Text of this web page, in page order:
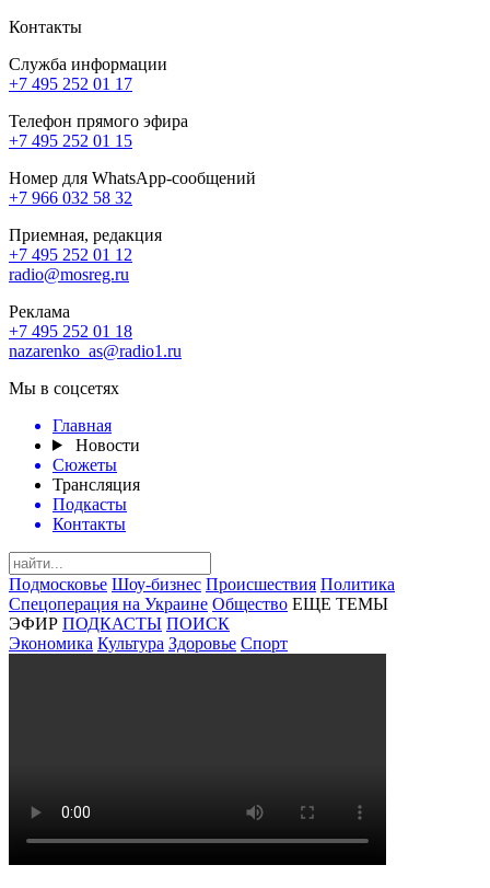
Контакты
Служба информации
+7 495 252 01 17
Телефон прямого эфира
+7 495 252 01 15
Номер для WhatsApp-сообщений
+7 966 032 58 32
Приемная, редакция
+7 495 252 01 12
radio@mosreg.ru
Реклама
+7 495 252 01 18
nazarenko_as@radio1.ru
Мы в соцсетях
Главная
Новости
Сюжеты
Трансляция
Подкасты
Контакты
Подмосковье Шоу-бизнес Происшествия Политика
Спецоперация на Украине Общество ЕЩЕ ТЕМЫ
ЭФИР ПОДКАСТЫ ПОИСК
Экономика Культура Здоровье Спорт